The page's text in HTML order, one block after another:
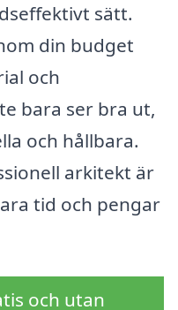
sätt.
din budget
och
bara ser bra ut,
och hållbara.
arkitekt är
tid och pengar
och utan